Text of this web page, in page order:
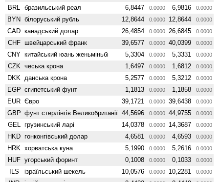
BRL бразильський реал 6,8447 0.0000 6,9816 0.0000
BYN білоруський рубль 12,8644 0.0000 12,8644 0.0000
CAD канадський долар 26,4854 0.0000 26,6845 0.0000
CHF швейцарський франк 39,6577 0.0000 40,0399 0.0000
CNY китайський юань женьмiньбi 5,3304 0.0000 5,3331 0.0000
CZK чеська крона 1,6497 0.0000 1,6812 0.0000
DKK данська крона 5,2577 0.0000 5,3212 0.0000
EGP єгипетський фунт 1,1813 0.0000 1,1858 0.0000
EUR Євро 39,1721 0.0000 39,6438 0.0000
GBP фунт стерлінгів Велико­британії 44,5696 0.0000 44,9755 0.0000
GEL грузинський ларі 14,0378 0.0000 14,3687 0.0000
HKD гонконгівський долар 4,6581 0.0000 4,6593 0.0000
HRK хорватська куна 5,1990 0.0000 5,2616 0.0000
HUF угорський форинт 0,1008 0.0000 0,1033 0.0000
ILS ізраїльський шекель 10,0576 0.0000 10,2281 0.0000